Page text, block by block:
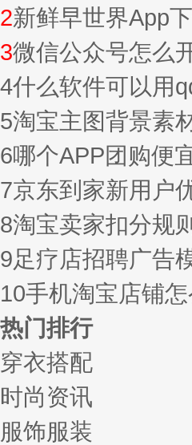
2新鲜早世界App
3微信公众号怎么
4什么软件可以用
5淘宝主图背景素
6哪个APP团购便
7京东到家新用户
8淘宝卖家扣分规
9足疗店招聘广告
10手机淘宝店铺
热门排行
穿衣搭配
时尚资讯
服饰服装